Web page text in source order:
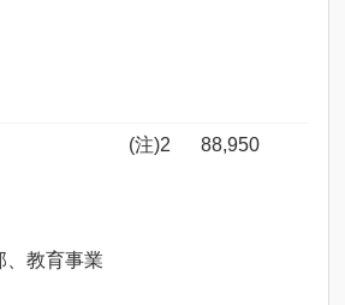
、教育事業
(注)2 88,950